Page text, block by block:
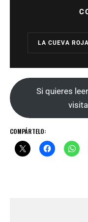
LA CUEVA ROJA
Si quieres
COMPÁRTELO: